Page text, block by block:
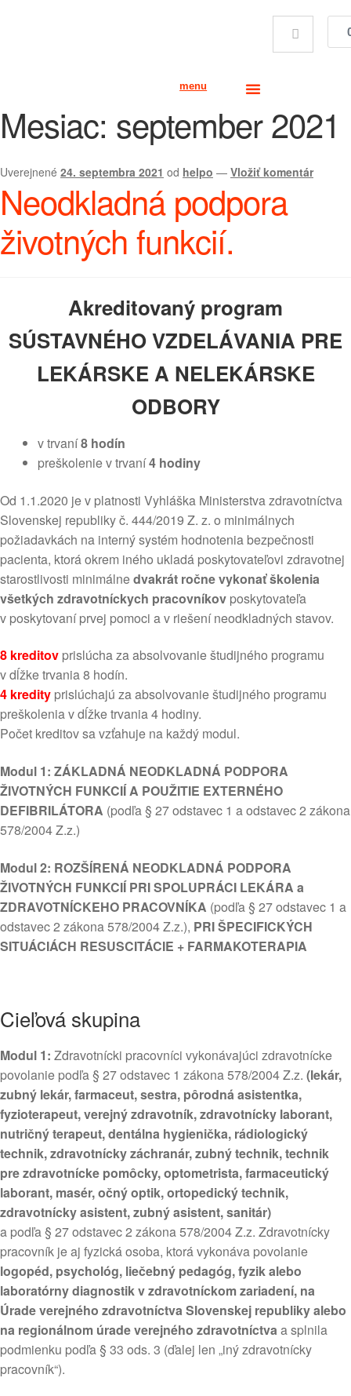
menu
Mesiac: september 2021
Uverejnené 24. septembra 2021 od helpo — Vložiť komentár
Neodkladná podpora
životných funkcií.
Akreditovaný program
SÚSTAVNÉHO VZDELÁVANIA PRE
LEKÁRSKE A NELEKÁRSKE
ODBORY
v trvaní8 hodín
preškolenie v trvaní4 hodiny
Od 1.1.2020 je v platnosti Vyhláška Ministerstva zdravotníctva
Slovenskej republiky č. 444/2019 Z. z. o minimálnych
požiadavkách na interný systém hodnotenia bezpečnosti
pacienta, ktorá okrem iného ukladá poskytovateľovi zdravotnej
starostlivosti minimálnedvakrát ročne vykonať školenia
všetkých zdravotníckych pracovníkov poskytovateľa
v poskytovaní prvej pomoci a v riešení neodkladných stavov.
8 kreditov prislúcha za absolvovanie študijného programu
v dĺžke trvania 8 hodín.
4 kredity prislúchajú za absolvovanie študijného programu
preškolenia v dĺžke trvania 4 hodiny.
Počet kreditov sa vzťahuje na každý modul.
Modul 1: ZÁKLADNÁ NEODKLADNÁ PODPORA
ŽIVOTNÝCH FUNKCIÍ A POUŽITIE EXTERNÉHO
DEFIBRILÁTORA (podľa § 27 odstavec 1 a odstavec 2 zákona
578/2004 Z.z.)
Modul 2: ROZŠÍRENÁ NEODKLADNÁ PODPORA
ŽIVOTNÝCH FUNKCIÍ PRI SPOLUPRÁCI LEKÁRA a
ZDRAVOTNÍCKEHO PRACOVNÍKA (podľa § 27 odstavec 1 a
odstavec 2 zákona 578/2004 Z.z.), PRI ŠPECIFICKÝCH
SITUÁCIÁCH RESUSCITÁCIE + FARMAKOTERAPIA
Cieľová skupina
Modul 1: Zdravotnícki pracovníci vykonávajúci zdravotnícke
povolanie podľa § 27 odstavec 1 zákona 578/2004 Z.z. (lekár,
zubný lekár, farmaceut, sestra, pôrodná asistentka,
fyzioterapeut, verejný zdravotník, zdravotnícky laborant,
nutričný terapeut, dentálna hygienička, rádiologický
technik, zdravotnícky záchranár, zubný technik, technik
pre zdravotnícke pomôcky, optometrista, farmaceutický
laborant, masér, očný optik, ortopedický technik,
zdravotnícky asistent, zubný asistent, sanitár)
a podľa § 27 odstavec 2 zákona 578/2004 Z.z. Zdravotnícky
pracovník je aj fyzická osoba, ktorá vykonáva povolanie
logopéd, psychológ, liečebný pedagóg, fyzik alebo
laboratórny diagnostik v zdravotníckom zariadení, na
Úrade verejného zdravotníctva Slovenskej republiky alebo
na regionálnom úrade verejného zdravotníctvaa splnila
podmienku podľa § 33 ods. 3 (ďalej len „iný zdravotnícky
pracovník“).